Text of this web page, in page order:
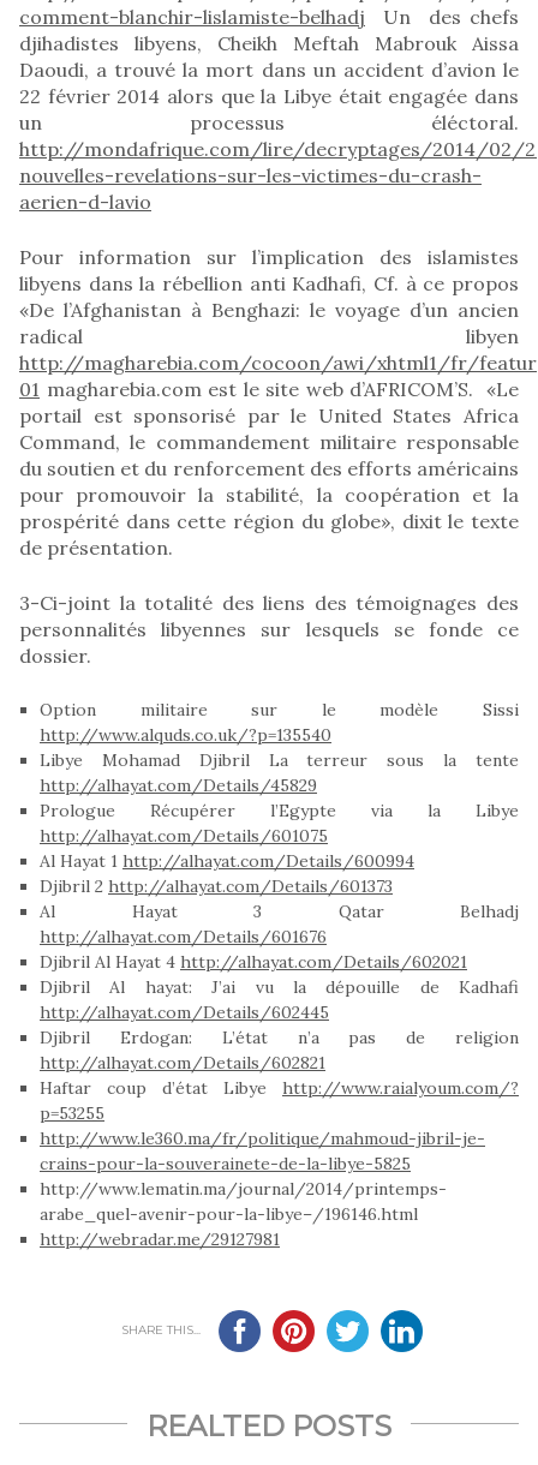
comment-blanchir-lislamiste-belhadj Un des chefs
djihadistes libyens, Cheikh Meftah Mabrouk Aissa
Daoudi, a trouvé la mort dans un accident d’avion le
22 février 2014 alors que la Libye était engagée dans
un processus éléctoral.
http://mondafrique.com/lire/decryptages/2014/02/
nouvelles-revelations-sur-les-victimes-du-crash-
aerien-d-lavio
Pour information sur l’implication des islamistes
libyens dans la rébellion anti Kadhafi, Cf. à ce propos
«De l’Afghanistan à Benghazi: le voyage d’un ancien
radical libyen
http://magharebia.com/cocoon/awi/xhtml1/fr/
01 magharebia.com est le site web d’AFRICOM’S. «Le
portail est sponsorisé par le United States Africa
Command, le commandement militaire responsable
du soutien et du renforcement des efforts américains
pour promouvoir la stabilité, la coopération et la
prospérité dans cette région du globe», dixit le texte
de présentation.
3-Ci-joint la totalité des liens des témoignages des
personnalités libyennes sur lesquels se fonde ce
dossier.
Option militaire sur le modèle Sissi
http://www.alquds.co.uk/?p=135540
Libye Mohamad Djibril La terreur sous la tente
http://alhayat.com/Details/45829
Prologue Récupérer l’Egypte via la Libye
http://alhayat.com/Details/601075
Al Hayat 1 http://alhayat.com/Details/600994
Djibril 2 http://alhayat.com/Details/601373
Al Hayat 3 Qatar Belhadj
http://alhayat.com/Details/601676
Djibril Al Hayat 4 http://alhayat.com/Details/602021
Djibril Al hayat: J’ai vu la dépouille de Kadhafi
http://alhayat.com/Details/602445
Djibril Erdogan: L’état n’a pas de religion
http://alhayat.com/Details/602821
Haftar coup d’état Libye http://www.raialyoum.com/?
p=53255
http://www.le360.ma/fr/politique/mahmoud-jibril-je-
crains-pour-la-souverainete-de-la-libye-5825
http://www.lematin.ma/journal/2014/printemps-
arabe_quel-avenir-pour-la-libye–/196146.html
http://webradar.me/29127981
SHARE THIS...
REALTED POSTS